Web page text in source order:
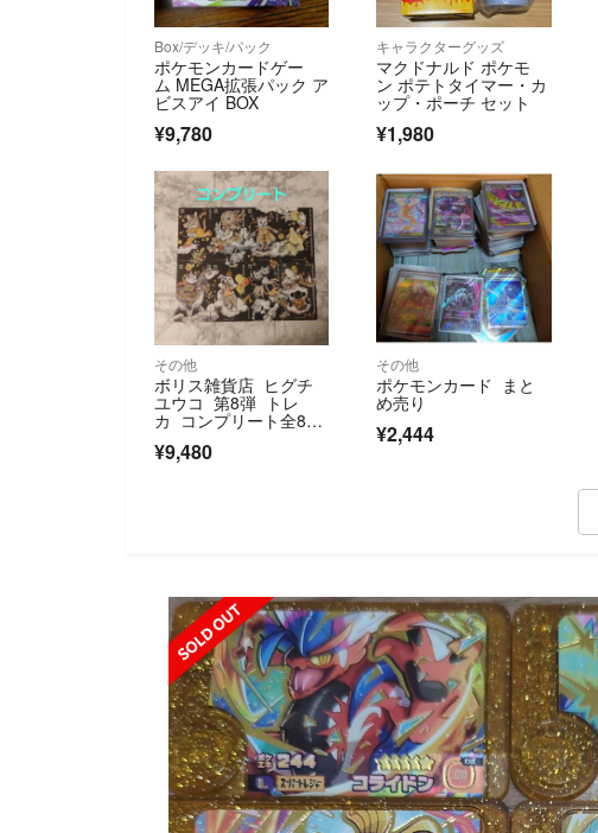
Box/デッキ/パック
ポケモンカードゲー
ム MEGA拡張パック ア
ビスアイ BOX
¥9,780
キャラクターグッズ
マクドナルド ポケモ
ン ポテトタイマー・カ
ップ・ポーチ セット
¥1,980
その他
ボリス雑貨店 ヒグチ
ユウコ 第8弾 トレ
カ コンプリート全8枚
プカード
¥9,480
その他
ポケモンカード まと
め売り
¥2,444
SOLD OUT